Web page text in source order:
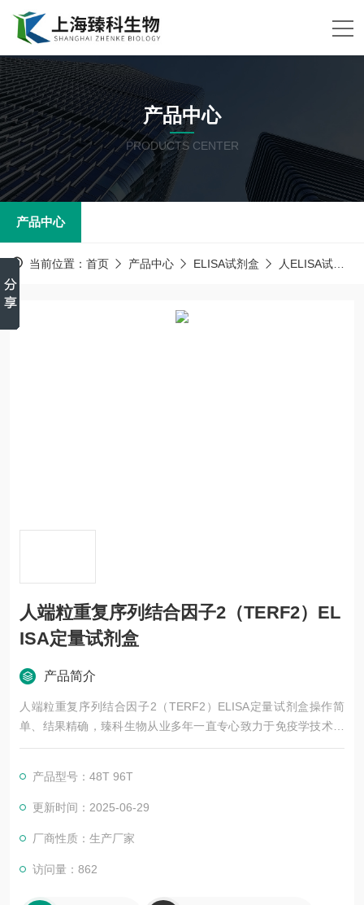
产品中心
PRODUCTS CENTER
产品中心
当前位置： 首页 产品中心 ELISA试剂盒 人ELISA试剂盒
人端粒重复序列结合因子2（TERF2）EL
ISA定量试剂盒
产品简介
人端粒重复序列结合因子2（TERF2）ELISA定量试剂盒操作简
单、结果精确，臻科生物从业多年一直专心致力于免疫学技术的
积累与发展，以其优质的产品质量与专业的技术服务，赢得业内
保持良好的合作关系，共同努力合作共赢。
产品型号：48T 96T
更新时间：2025-06-29
厂商性质：生产厂家
访问量：862